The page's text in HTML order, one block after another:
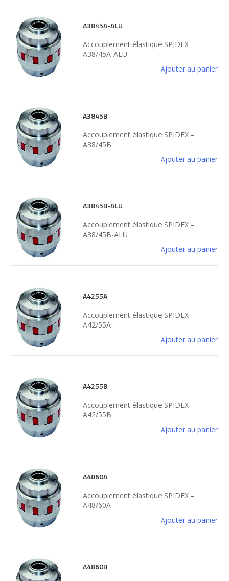
A3845A-ALU
Accouplement élastique SPIDEX –
A38/45A-ALU
Ajouter au panier
A3845B
Accouplement élastique SPIDEX –
A38/45B
Ajouter au panier
A3845B-ALU
Accouplement élastique SPIDEX –
A38/45B-ALU
Ajouter au panier
A4255A
Accouplement élastique SPIDEX –
A42/55A
Ajouter au panier
A4255B
Accouplement élastique SPIDEX –
A42/55B
Ajouter au panier
A4860A
Accouplement élastique SPIDEX –
A48/60A
Ajouter au panier
A4860B